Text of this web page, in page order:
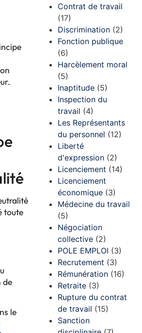
toute
de
le
Contrat de travail
(17)
Discrimination (2)
Fonction publique
(6)
Harcèlement moral
(5)
Inaptitude (5)
Inspection du
travail (4)
Les Représentants
du personnel (12)
Liberté
d'expression (2)
Licenciement (14)
Licenciement
économique (3)
Médecine du travail
(5)
Négociation
collective (2)
POLE EMPLOI (3)
Recrutement (3)
Rémunération (16)
Retraite (3)
Rupture du contrat
de travail (15)
Sanction